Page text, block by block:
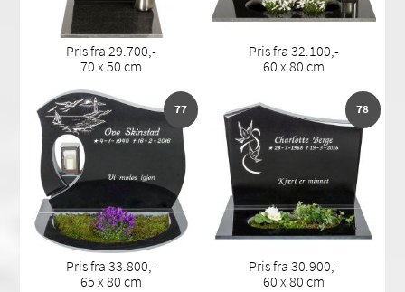
Pris fra 29.700,-
70 x 50 cm
Pris fra 32.100,-
60 x 80 cm
77
Pris fra 33.800,-
65 x 80 cm
78
Pris fra 30.900,-
60 x 80 cm